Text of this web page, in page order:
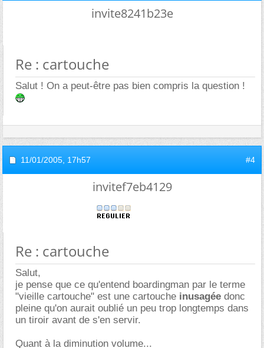
invite8241b23e
Re : cartouche
Salut ! On a peut-être pas bien compris la question !
11/01/2005, 17h57 #4
invitef7eb4129
Re : cartouche
Salut,
je pense que ce qu'entend boardingman par le terme
"vieille cartouche" est une cartouche inusagée donc
pleine qu'on aurait oublié un peu trop longtemps dans
un tiroir avant de s'en servir.
Quant à la diminution volume...